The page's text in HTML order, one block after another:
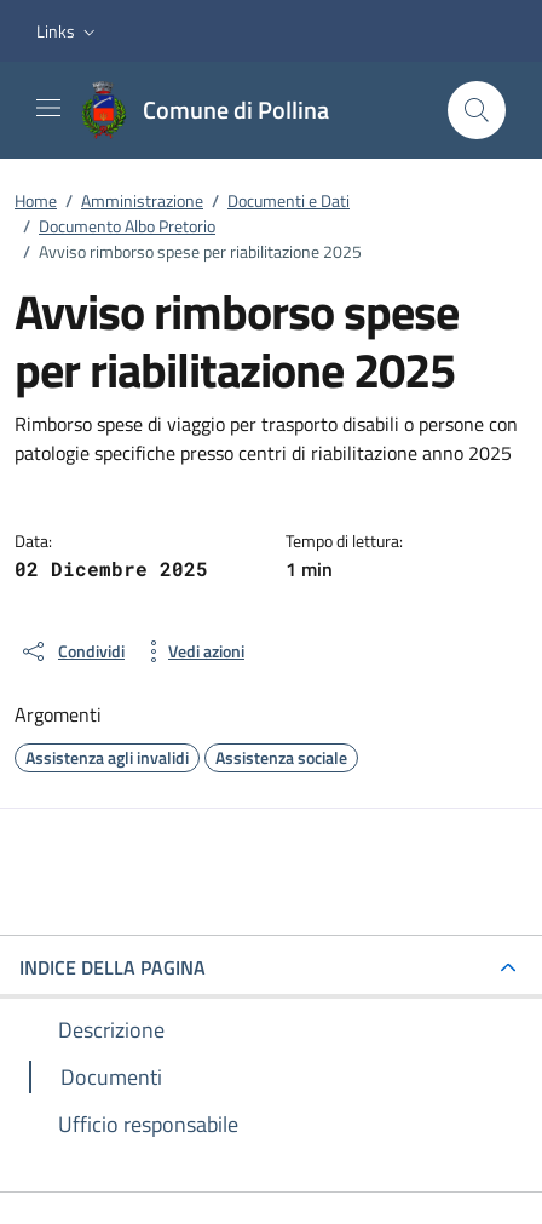
Links
Comune di Pollina
Home / Amministrazione / Documenti e Dati
/ Documento Albo Pretorio
/ Avviso rimborso spese per riabilitazione 2025
Avviso rimborso spese
per riabilitazione 2025
Dettagli del documento
Rimborso spese di viaggio per trasporto disabili o persone con
patologie specifiche presso centri di riabilitazione anno 2025
Data:
02 Dicembre 2025
Tempo di lettura:
1 min
Condividi Vedi azioni
Argomenti
Assistenza agli invalidi Assistenza sociale
INDICE DELLA PAGINA
Descrizione
Documenti
Ufficio responsabile